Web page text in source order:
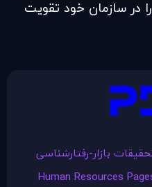
در سازمان خود تقویت
بازار-رفتارشناسی
Human Resources